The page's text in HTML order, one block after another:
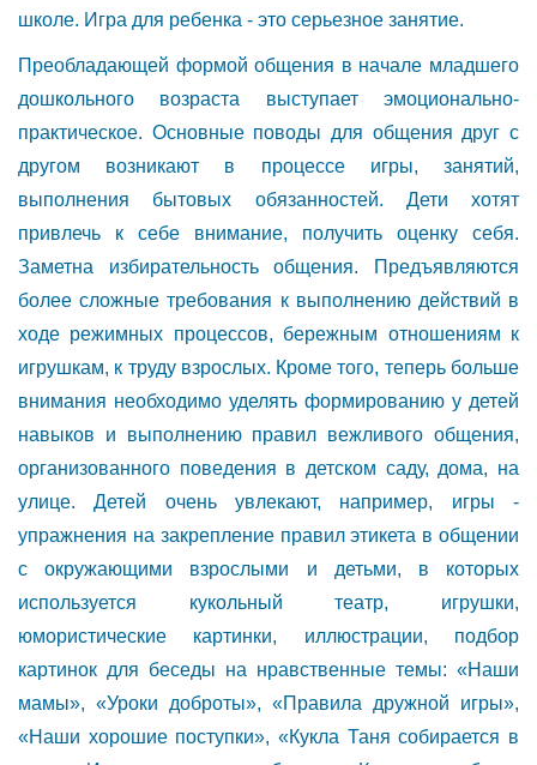
школе. Игра для ребенка - это серьезное занятие.
Преобладающей формой общения в начале младшего
дошкольного возраста выступает эмоционально-
практическое. Основные поводы для общения друг с
другом возникают в процессе игры, занятий,
выполнения бытовых обязанностей. Дети хотят
привлечь к себе внимание, получить оценку себя.
Заметна избирательность общения. Предъявляются
более сложные требования к выполнению действий в
ходе режимных процессов, бережным отношениям к
игрушкам, к труду взрослых. Кроме того, теперь больше
внимания необходимо уделять формированию у детей
навыков и выполнению правил вежливого общения,
организованного поведения в детском саду, дома, на
улице. Детей очень увлекают, например, игры -
упражнения на закрепление правил этикета в общении
с окружающими взрослыми и детьми, в которых
используется кукольный театр, игрушки,
юмористические картинки, иллюстрации, подбор
картинок для беседы на нравственные темы: «Наши
мамы», «Уроки доброты», «Правила дружной игры»,
«Наши хорошие поступки», «Кукла Таня собирается в